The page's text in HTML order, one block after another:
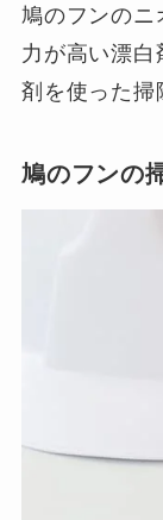
鳩のフンのニ
力が高い漂白
剤を使った掃
鳩のフンの